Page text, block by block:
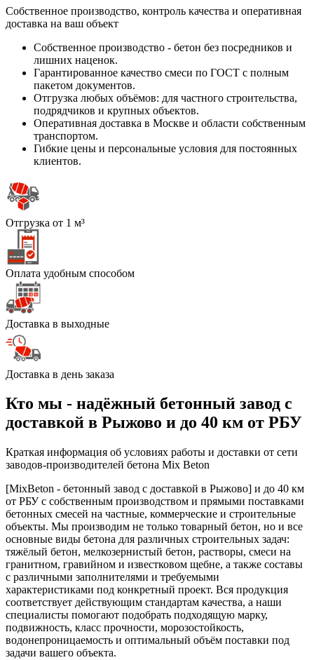
Собственное производство, контроль качества и оперативная
доставка на ваш объект
Собственное производство - бетон без посредников и
лишних наценок.
Гарантированное качество смеси по ГОСТ с полным
пакетом документов.
Отгрузка любых объёмов: для частного строительства,
подрядчиков и крупных объектов.
Оперативная доставка в Москве и области собственным
транспортом.
Гибкие цены и персональные условия для постоянных
клиентов.
Отгрузка от 1 м³
Оплата удобным способом
Доставка в выходные
Доставка в день заказа
Кто мы - надёжный бетонный завод с
доставкой в Рыжово и до 40 км от РБУ
Краткая информация об условиях работы и доставки от сети
заводов-производителей бетона Mix Beton
[MixBeton - бетонный завод с доставкой в Рыжово] и до 40 км
от РБУ с собственным производством и прямыми поставками
бетонных смесей на частные, коммерческие и строительные
объекты. Мы производим не только товарный бетон, но и все
основные виды бетона для различных строительных задач:
тяжёлый бетон, мелкозернистый бетон, растворы, смеси на
гранитном, гравийном и известковом щебне, а также составы
с различными заполнителями и требуемыми
характеристиками под конкретный проект. Вся продукция
соответствует действующим стандартам качества, а наши
специалисты помогают подобрать подходящую марку,
подвижность, класс прочности, морозостойкость,
водонепроницаемость и оптимальный объём поставки под
задачи вашего объекта.